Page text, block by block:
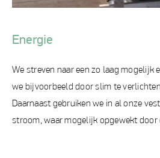
Energie
We streven naar een zo laag mogelijk
we bijvoorbeeld door slim te
Daarnaast gebruiken we in al onze
stroom, waar mogelijk opgewekt door